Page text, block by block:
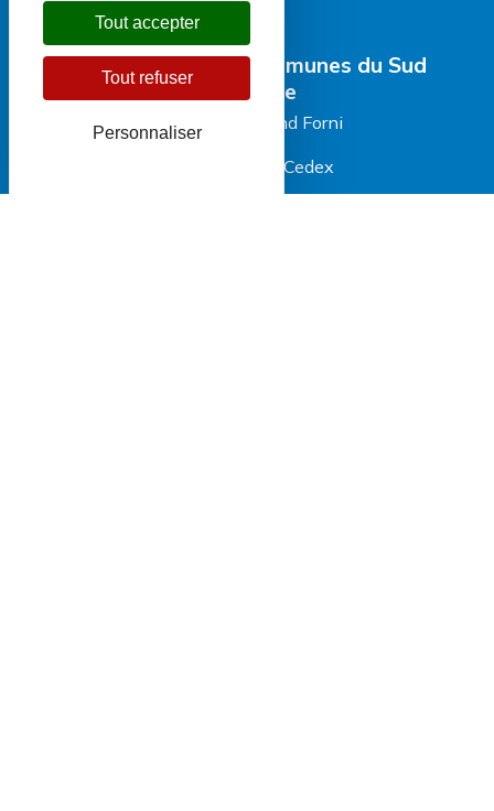
Communauté de Communes du Sud
Territoire
8, place Raymond Forni
90 101 DELLE Cedex
Tout accepter
Tout refuser
Personnaliser